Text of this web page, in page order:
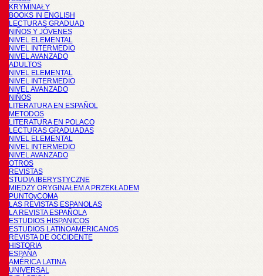
KRYMINAŁY
BOOKS IN ENGLISH
LECTURAS GRADUAD
NIÑOS Y JÓVENES
NIVEL ELEMENTAL
NIVEL INTERMEDIO
NIVEL AVANZADO
ADULTOS
NIVEL ELEMENTAL
NIVEL INTERMEDIO
NIVEL AVANZADO
NIÑOS
LITERATURA EN ESPAÑOL
METODOS
LITERATURA EN POLACO
LECTURAS GRADUADAS
NIVEL ELEMENTAL
NIVEL INTERMEDIO
NIVEL AVANZADO
OTROS
REVISTAS
STUDIA IBERYSTYCZNE
MIĘDZY ORYGINAŁEM A PRZEKŁADEM
PUNTOyCOMA
LAS REVISTAS ESPANOLAS
LA REVISTA ESPAÑOLA
ESTUDIOS HISPANICOS
ESTUDIOS LATINOAMERICANOS
REVISTA DE OCCIDENTE
HISTORIA
ESPAÑA
AMÉRICA LATINA
UNIVERSAL